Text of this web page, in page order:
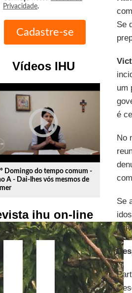
Privacidade.
Vídeos IHU
play_circle_outline
Domingo do tempo comum -
A - Dai-lhes vós mesmos de
ihu on-line
Se
um
é
No
Se